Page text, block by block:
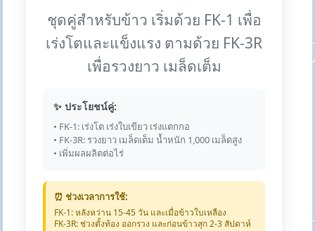
ชุดคู่สำหรับข้าว เริ่มด้วย FK-1 เพื่อ
เร่งโตและแข็งแรง ตามด้วย FK-3R
เพื่อรวงยาว เมล็ดเต็ม
✨ ประโยชน์คู่:
• FK-1: เร่งโต เร่งใบเขียว เร่งแตกกอ
• FK-3R: รวงยาว เมล็ดเต็ม น้ำหนัก 1,000 เมล็ดสูง
• เพิ่มผลผลิตต่อไร่
⏰ ช่วงเวลาการใช้:
FK-1: หลังหว่าน 15-45 วัน และเมื่อข้าวใบเหลือง
FK-3R: ช่วงตั้งท้อง ออกรวง และก่อนข้าวสุก 2-3 สัปดาห์